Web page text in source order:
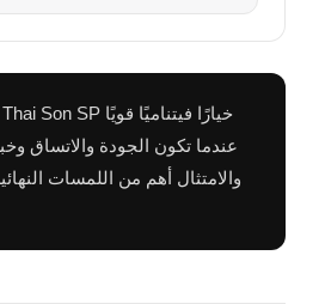
عندما تكون الجودة والاتساق
والامتثال أهم من اللمسات